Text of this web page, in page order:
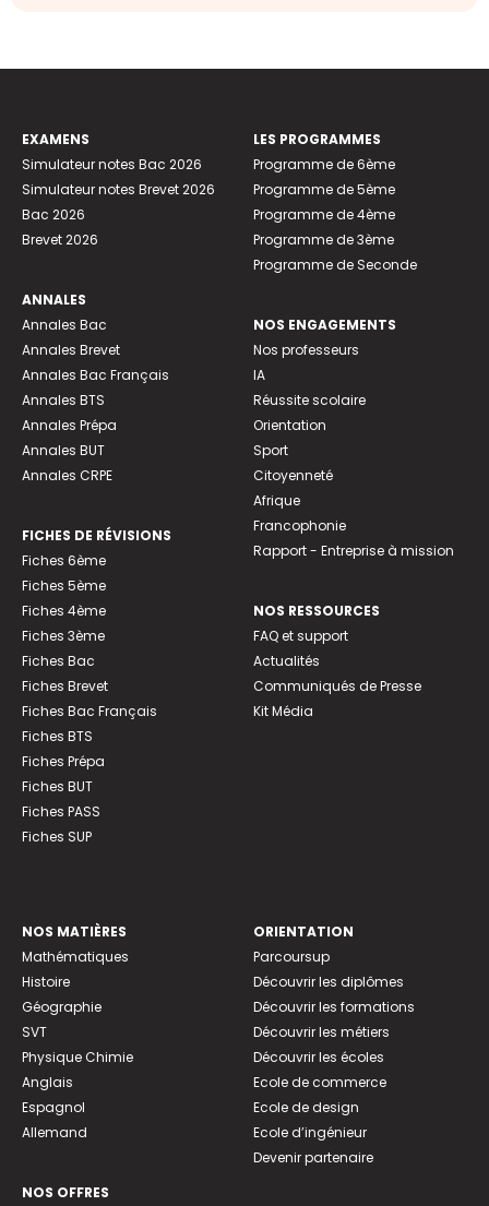
EXAMENS
Simulateur notes Bac 2026
Simulateur notes Brevet 2026
Bac 2026
Brevet 2026
ANNALES
Annales Bac
Annales Brevet
Annales Bac Français
Annales BTS
Annales Prépa
Annales BUT
Annales CRPE
FICHES DE RÉVISIONS
Fiches 6ème
Fiches 5ème
Fiches 4ème
Fiches 3ème
Fiches Bac
Fiches Brevet
Fiches Bac Français
Fiches BTS
Fiches Prépa
Fiches BUT
Fiches PASS
Fiches SUP
LES PROGRAMMES
Programme de 6ème
Programme de 5ème
Programme de 4ème
Programme de 3ème
Programme de Seconde
NOS ENGAGEMENTS
Nos professeurs
IA
Réussite scolaire
Orientation
Sport
Citoyenneté
Afrique
Francophonie
Rapport - Entreprise à mission
NOS RESSOURCES
FAQ et support
Actualités
Communiqués de Presse
Kit Média
NOS MATIÈRES
Mathématiques
Histoire
Géographie
SVT
Physique Chimie
Anglais
Espagnol
Allemand
NOS OFFRES
ORIENTATION
Parcoursup
Découvrir les diplômes
Découvrir les formations
Découvrir les métiers
Découvrir les écoles
Ecole de commerce
Ecole de design
Ecole d’ingénieur
Devenir partenaire